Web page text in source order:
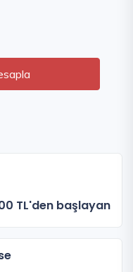
TL'den başlayan